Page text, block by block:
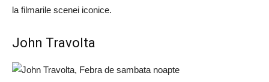
la filmarile scenei iconice.
John Travolta